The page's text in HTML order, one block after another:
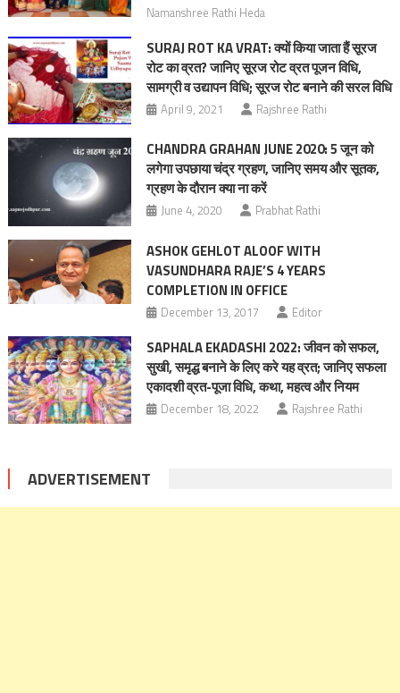
Namanshree Rathi Heda
SURAJ ROT KA VRAT: क्यों किया जाता हैं सूरज
रोट का व्रत? जानिए सूरज रोट व्रत पूजन विधि,
सामग्री व उद्यापन विधि; सूरज रोट बनाने की सरल विधि
April 9, 2021 Rajshree Rathi
CHANDRA GRAHAN JUNE 2020: 5 जून को
लगेगा उपछाया चंद्र ग्रहण, जानिए समय और सूतक,
ग्रहण के दौरान क्या ना करें
June 4, 2020 Prabhat Rathi
ASHOK GEHLOT ALOOF WITH
VASUNDHARA RAJE’S 4 YEARS
COMPLETION IN OFFICE
December 13, 2017 Editor
SAPHALA EKADASHI 2022: जीवन को सफल,
सुखी, समृद्ध बनाने के लिए करे यह व्रत; जानिए सफला
एकादशी व्रत-पूजा विधि, कथा, महत्‍व और नियम
December 18, 2022 Rajshree Rathi
ADVERTISEMENT